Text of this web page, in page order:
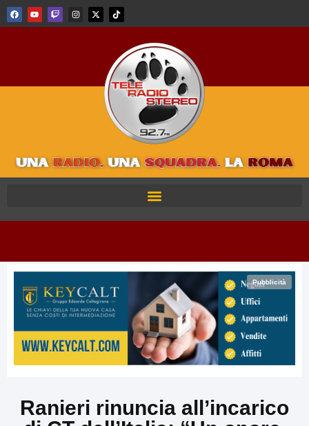
Pubblicità
Ranieri rinuncia all’incarico